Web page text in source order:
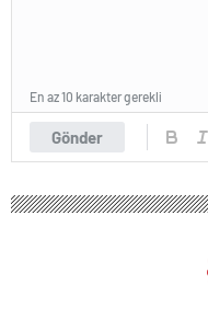
Gönder
En az 10 karakter gerekli